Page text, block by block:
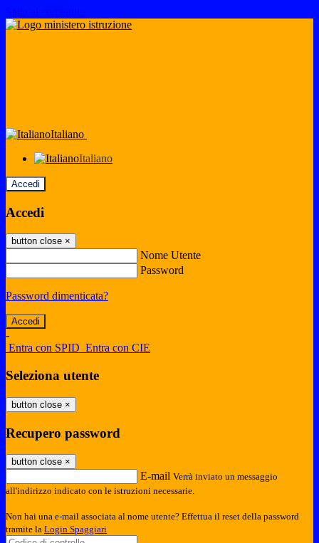
Italiano
Italiano
Accedi
Accedi
button close ×
Nome Utente
Password
Password dimenticata?
-
Entra con SPID Entra con CIE
Seleziona utente
button close ×
Recupero password
button close ×
E-mail Verrà inviato un messaggio
all'indirizzo indicato con le istruzioni necessarie.
Non hai una e-mail associata al nome utente? Effettua il reset della password
tramite la Login Spaggiari